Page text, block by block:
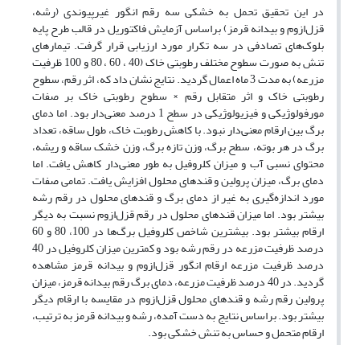
در این تحقیق تحمل به خشکی سه رقم انگور غیرپیوندی (رشه،
قزل‌ازوم و بیدانه قرمز) براساس آزمایش فاکتوریل در قالب طرح پایه
بلوک‌های تصادفی در سه تکرار مورد ارزیابی قرار گرفت. تیمارهای
تنش به صورت سطوح مختلف رطوبتی خاک (40 ، 60 ، 80 و 100 ظرفیت
مزرعه) به مدت 3 ماه اعمال گردید. نتایج نشان داد که، اثر رقم، سطوح
رطوبتی خاک و اثر متقابل رقم × سطوح رطوبتی خاک بر صفات
مورفولوژیکی و فیزیولوژیکی در سطح 1 درصد معنی‌دار بود. اما دمای
برگ بین ارقام معنی‌دار نبود. با کاهش رطوبت خاک، طول ساقه، تعداد
برگ در هر بوته، سطح برگ، وزن تازه برگ، وزن خشک ساقه و ریشه،
محتوای نسبی آب و میزان کلروفیل به طور معنی‌دار کاهش یافت. اما
دمای برگ، میزان پرولین و قندهای محلول افزایش یافت. تمامی صفات
مورد اندازه‌گیری به غیر از دمای برگ و قندهای محلول در رقم رشه
بیشتر بود. اما میزان قندهای محلول در رقم قزل‌ازوم نسبت به دیگر
ارقام بیشتر بود. بیشترین شاخص کلروفیل برگ‌ها در 100، 80 و 60
درصد ظرفیت مزرعه در رقم رشه بود و کمترین میزان کلروفیل در 40
درصد ظرفیت مزرعه ارقام انگور قزل‌ازوم و بیدانه قرمز مشاهده
گردید. در 40 درصد ظرفیت مزرعه، دمای برگ رقم بیدانه قرمز، میزان
پرولین رقم رشه و قندهای محلول قزل‌ازوم در مقایسه با ارقام دیگر
بیشتر بود. براساس نتایج به دست آمده، رشه و بیدانه قرمز به ترتیب،
ارقام متحمل و حساس به تنش خشکی بود.